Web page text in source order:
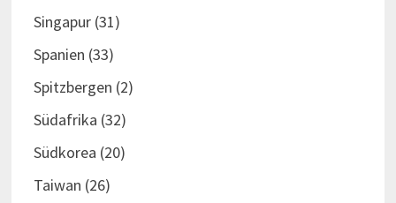
Singapur(31)
Spanien (33)
Spitzbergen (2)
Südafrika (32)
Südkorea (20)
Taiwan (26)